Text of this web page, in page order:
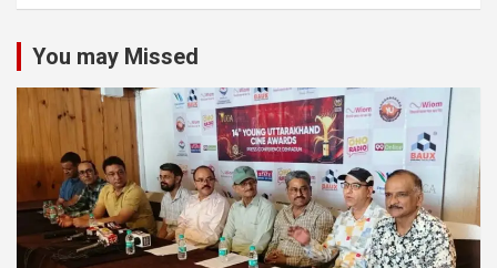
You may Missed